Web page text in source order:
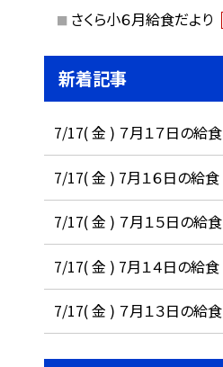
さくら小６月給食だより
新着記事
7/17( 金 ) ７月１７日の給食
7/17( 金 ) 7月１６日の給食
7/17( 金 ) ７月１５日の給食
7/17( 金 ) 7月１４日の給食
7/17( 金 ) ７月１３日の給食